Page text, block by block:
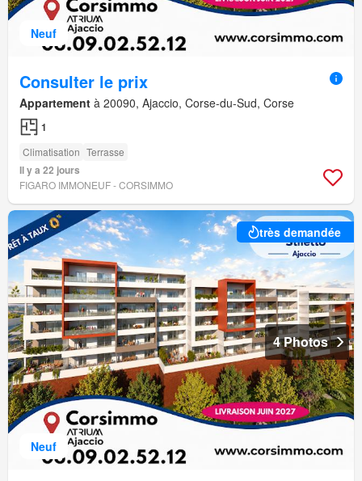
Neuf
Consulter le prix
Appartement à 20090, Ajaccio, Corse-du-Sud, Corse
1
Climatisation Terrasse
Il y a 22 jours
FIGARO IMMONEUF - CORSIMMO
Neuf
très demandée
4 Photos